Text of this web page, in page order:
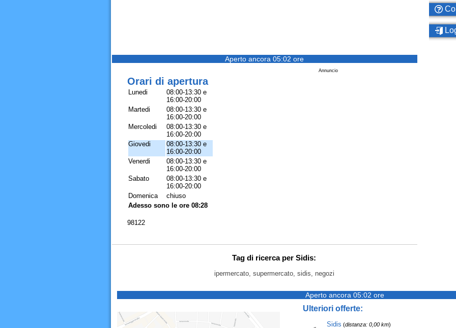
Aperto ancora 05:02 ore
Annuncio
Orari di apertura
Lunedi
08:00-13:30 e
16:00-20:00
Martedi
08:00-13:30 e
16:00-20:00
Mercoledi
08:00-13:30 e
16:00-20:00
Giovedi
08:00-13:30 e
16:00-20:00
Venerdi
08:00-13:30 e
16:00-20:00
Sabato
08:00-13:30 e
16:00-20:00
Domenica
chiuso
Adesso sono le ore 08:28
98122
Tag di ricerca per Sidis:
ipermercato, supermercato, sidis, negozi
Aperto ancora 05:02 ore
Ulteriori offerte:
Sidis (distanza: 0,00 km)